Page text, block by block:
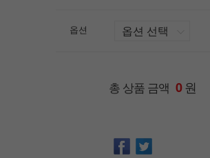
옵션
총 상품 금액 0원